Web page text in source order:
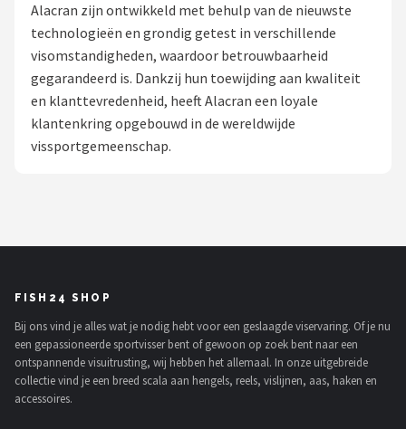
Dobbers
Kunstaas
Shop
Salmo
Rapala
PB Products
Alacran zijn ontwikkeld met behulp van de nieuwste
technologieën en grondig getest in verschillende
visomstandigheden, waardoor betrouwbaarheid
gegarandeerd is. Dankzij hun toewijding aan kwaliteit
en klanttevredenheid, heeft Alacran een loyale
klantenkring opgebouwd in de wereldwijde
vissportgemeenschap.
FISH24 SHOP
Bij ons vind je alles wat je nodig hebt voor een geslaagde viservaring. Of je nu
een gepassioneerde sportvisser bent of gewoon op zoek bent naar een
ontspannende visuitrusting, wij hebben het allemaal. In onze uitgebreide
collectie vind je een breed scala aan hengels, reels, vislijnen, aas, haken en
accessoires.